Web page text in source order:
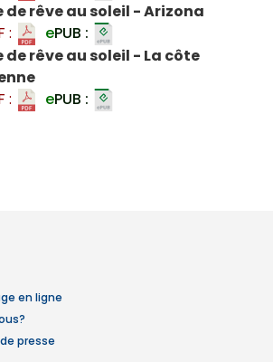
rêve au soleil - Arizona
: ePUB :
rêve au soleil - La côte
: ePUB :
en ligne
presse